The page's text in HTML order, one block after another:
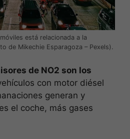
está relacionada a la
de Mikechie Esparagoza – Pexels).
de NO2 son los
con motor diésel
generan y
el coche, más gases